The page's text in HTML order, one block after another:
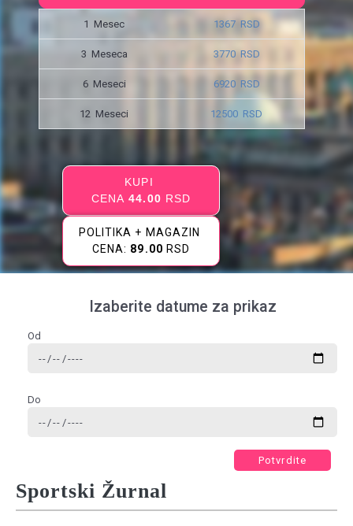
1 Mesec 1367 RSD
3 Meseca 3770 RSD
6 Meseci 6920 RSD
12 Meseci 12500 RSD
KUPI
CENA44.00 RSD
POLITIKA + MAGAZIN
CENA: 89.00 RSD
Izaberite datume za prikaz
Od
Do
Potvrdite
Sportski Žurnal